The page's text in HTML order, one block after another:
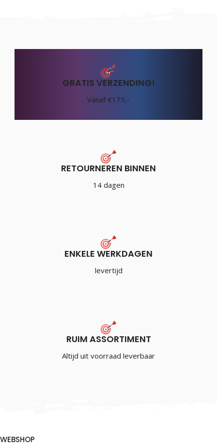
GRATIS VERZENDING!
Vanaf €175,-
RETOURNEREN BINNEN
14 dagen
ENKELE WERKDAGEN
levertijd
RUIM ASSORTIMENT
Altijd uit voorraad leverbaar
WEBSHOP